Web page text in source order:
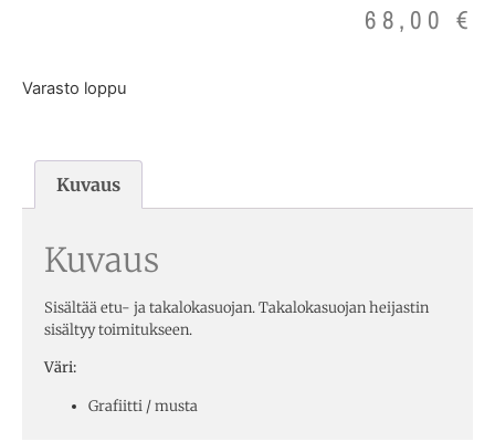
68,00 €
Varasto loppu
Kuvaus
Kuvaus
Sisältää etu- ja takalokasuojan. Takalokasuojan heijastin
sisältyy toimitukseen.
Väri:
Grafiitti / musta